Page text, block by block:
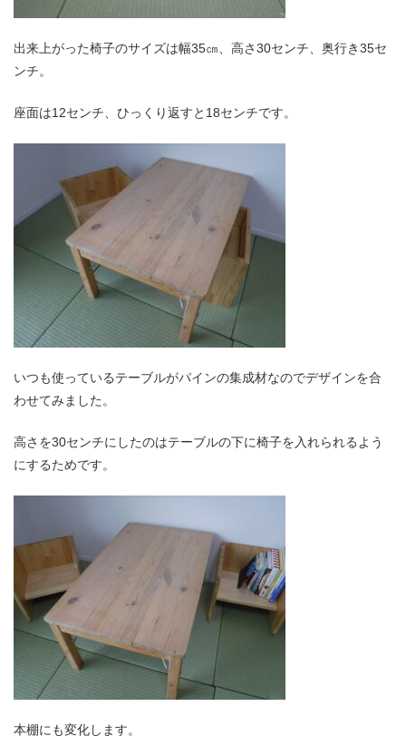
出来上がった椅子のサイズは幅35㎝、高さ30センチ、奥行き35セ
ンチ。
座面は12センチ、ひっくり返すと18センチです。
いつも使っているテーブルがパインの集成材なのでデザインを合
わせてみました。
高さを30センチにしたのはテーブルの下に椅子を入れられるよう
にするためです。
本棚にも変化します。